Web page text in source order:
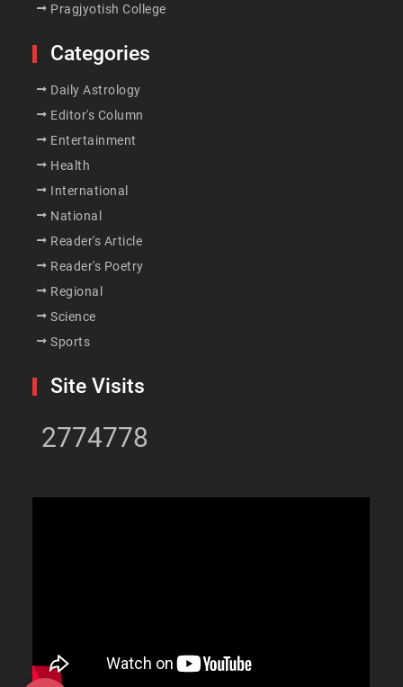
Pragjyotish College
Categories
Daily Astrology
Editor's Column
Entertainment
Health
International
National
Reader's Article
Reader's Poetry
Regional
Science
Sports
Site Visits
2774778